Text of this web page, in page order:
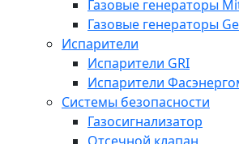
Газовые генераторы
Газовые генераторы
Испарители
Испарители GRI
Испарители
Системы безопасности
Газосигнализатор